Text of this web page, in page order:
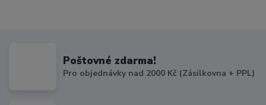
Poštovné zdarma!
Pro objednávky nad 2000 Kč (Zásilkovna + PPL)